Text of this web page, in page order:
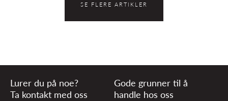
SE FLERE ARTIKLER
Lurer du på noe?
Ta kontakt med oss
Gode grunner til å
handle hos oss